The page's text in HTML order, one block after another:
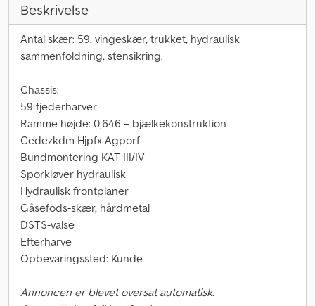
Beskrivelse
Antal skær: 59, vingeskær, trukket, hydraulisk
sammenfoldning, stensikring.
Chassis:
59 fjederharver
Ramme højde: 0,646 – bjælkekonstruktion
Cedezkdm Hjpfx Agporf
Bundmontering KAT III/IV
Sporkløver hydraulisk
Hydraulisk frontplaner
Gåsefods-skær, hårdmetal
DSTS-valse
Efterharve
Opbevaringssted: Kunde
Annoncen er blevet oversat automatisk.